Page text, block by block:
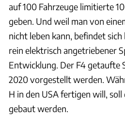
auf 100 Fahrzeuge limitierte
geben. Und weil man von
nicht leben kann, befindet
rein elektrisch angetriebener
Entwicklung. Der F4 getaufte
2020 vorgestellt werden.
H in den USA fertigen will, soll
gebaut werden.